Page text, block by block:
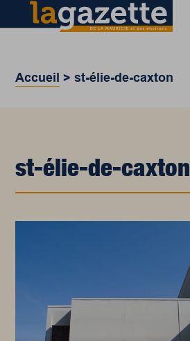
Accueil >st-élie-de-caxton
st-élie-de-caxton